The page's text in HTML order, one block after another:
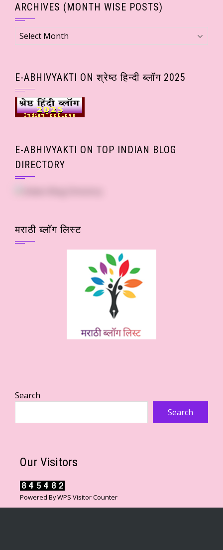
ARCHIVES (MONTH WISE POSTS)
Archives
(Month
E-ABHIVYAKTI ON श्रेष्ठ हिन्दी ब्लॉग 2025
E-ABHIVYAKTI ON TOP INDIAN BLOG
DIRECTORY
मराठी ब्लॉग लिस्ट
Search
Search
Our Visitors
Powered ByWPS Visitor Counter